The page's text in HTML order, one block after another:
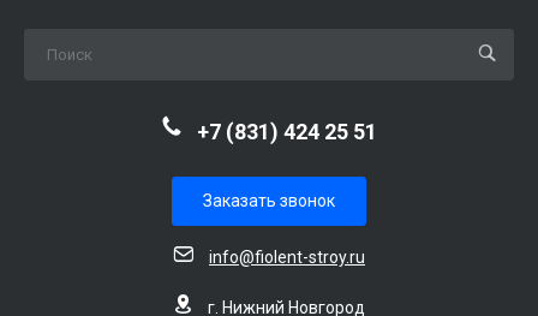
+7 (831) 424 25 51
Заказать звонок
info@fiolent-stroy.ru
г. Нижний Новгород